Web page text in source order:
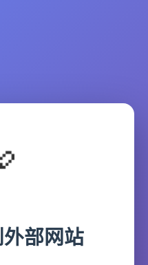
部网站